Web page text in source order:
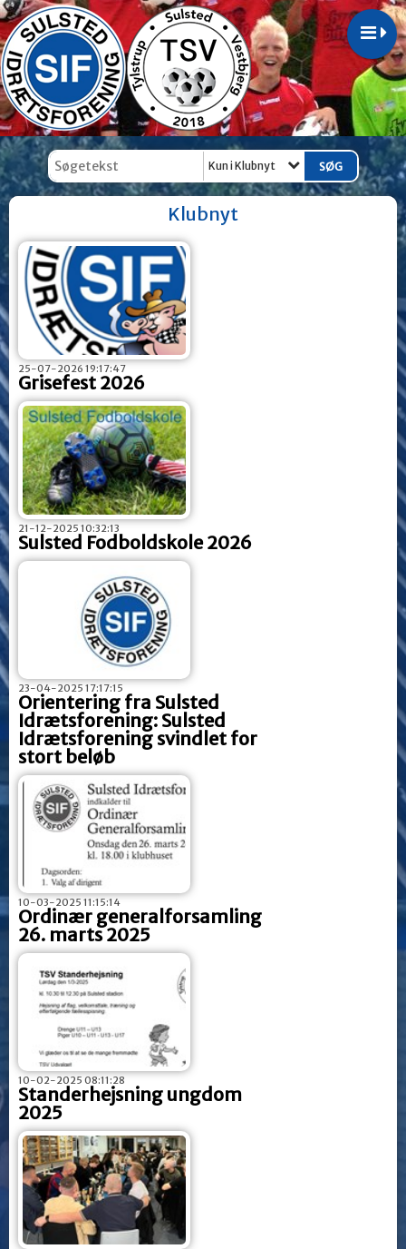
Kun i Klubnyt
Klubnyt
25-07-2026 19:17:47
Grisefest 2026
21-12-2025 10:32:13
Sulsted Fodboldskole 2026
23-04-2025 17:17:15
Orientering fra Sulsted
Idrætsforening: Sulsted
Idrætsforening svindlet for
stort beløb
10-03-2025 11:15:14
Ordinær generalforsamling
26. marts 2025
10-02-2025 08:11:28
Standerhejsning ungdom
2025